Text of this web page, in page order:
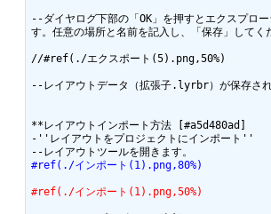
--ダイヤログ下部の「OK」を押すとエクスプロー
//#ref(./エクスポート(5).png,50%)
--レイアウトデータ（拡張子.lyrbr）が保存さ
**レイアウトインポート方法 [#a5d480ad]
-''レイアウトをプロジェクトにインポート''
#ref(./インポート(1).png,80%)
#ref(./インポート(1).png,50%)